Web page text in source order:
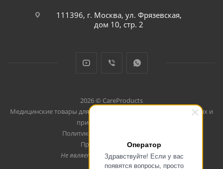
Оператор
Здравствуйте! Если у вас
появятся вопросы, просто
111396, г. Москва, ул. Фрязевская,
дом 10, стр. 2
2026 © CareProducts
Медицинские товары для использования дома, в путешествиях и
при занятиях спортом
Политика конфеденциальности
Продвижение сайта
Не является публичной офертой